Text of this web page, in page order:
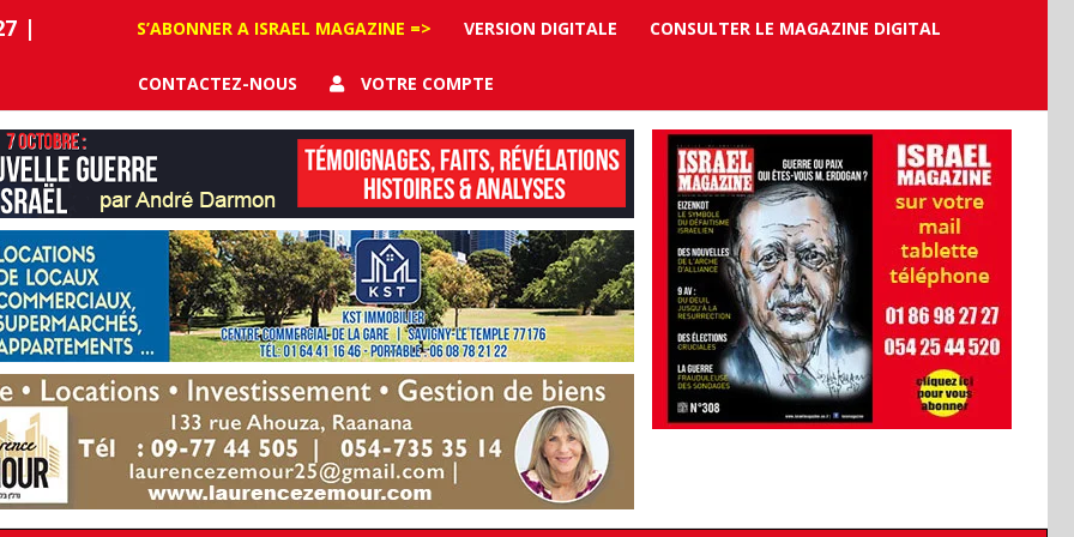
|
S’ABONNER A ISRAEL MAGAZINE => VERSION DIGITALE CONSULTER LE MAGAZINE DIGITAL
CONTACTEZ-NOUS VOTRE COMPTE